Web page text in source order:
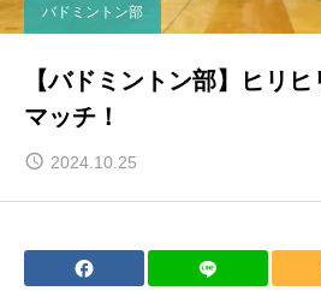
バドミントン部
【バドミントン部】ヒリ
マッチ！
2024.10.25